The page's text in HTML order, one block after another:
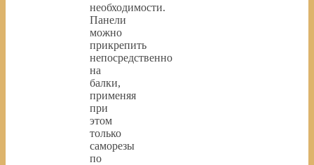
необходимости.
Панели
можно
прикрепить
непосредственно
на
балки,
применяя
при
этом
только
саморезы
по